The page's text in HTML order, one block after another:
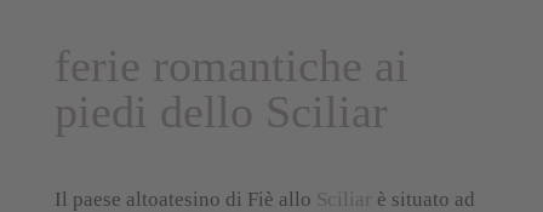
ferie romantiche ai
piedi dello Sciliar
Il paese altoatesino di Fiè allo Sciliar è situato ad